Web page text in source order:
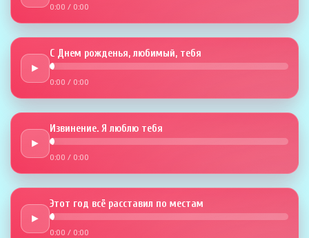
0:00 / 0:00
►
С Днем рожденья, любимый, тебя
0:00 / 0:00
►
Извинение. Я люблю тебя
0:00 / 0:00
►
Этот год всё расставил по местам
0:00 / 0:00